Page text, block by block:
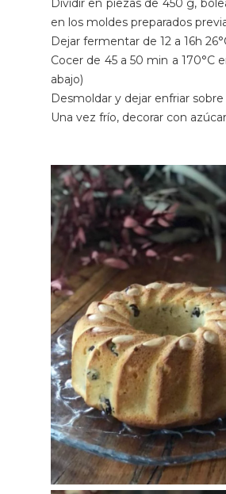
Dividir en piezas de 450 g,
en los moldes preparados
Dejar fermentar de 12 a 16h
Cocer de 45 a 50 min a 170°C
abajo)
Desmoldar y dejar enfriar sobre
Una vez frío, decorar con